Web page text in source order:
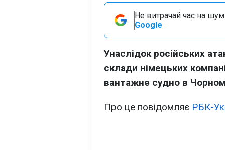
Не витрачай час на
Google
Унаслідок російських
склади німецьких
вантажне судно в
Про це повідомляє РБК-